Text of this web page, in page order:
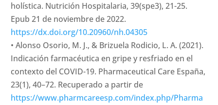
holística. Nutrición Hospitalaria, 39(spe3), 21-25.
Epub 21 de noviembre de 2022.
https://dx.doi.org/10.20960/nh.04305
• Alonso Osorio, M. J., & Brizuela Rodicio, L. A. (2021).
Indicación farmacéutica en gripe y resfriado en el
contexto del COVID-19. Pharmaceutical Care España,
23(1), 40–72. Recuperado a partir de
https://www.pharmcareesp.com/index.php/Pharma